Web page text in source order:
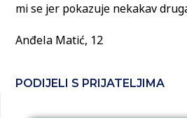
mi se jer pokazuje nekakav
Anđela Matić, 12
PODIJELI S PRIJATELJIMA